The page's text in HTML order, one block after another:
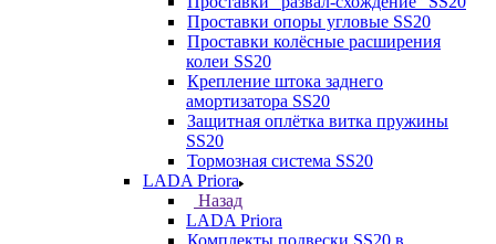
Проставки опоры угловые SS20
Проставки колёсные расширения
колеи SS20
Крепление штока заднего
амортизатора SS20
Защитная оплётка витка пружины
SS20
Тормозная система SS20
LADA Priora
Назад
LADA Priora
Комплекты подвески SS20 в